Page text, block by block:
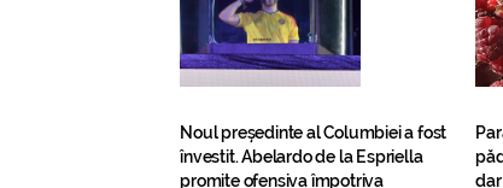
Noul președinte al Columbiei a fost
învestit. Abelardo de la Espriella
promite ofensiva împotriva